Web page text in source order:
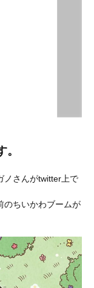
ノさんがtwitter上で
のちいかわブームが